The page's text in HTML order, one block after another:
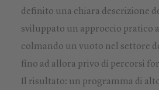
definito una chiara descrizione
sviluppato un approccio pratico
colmando un vuoto nel settore
fino ad allora privo di percorsi
Il risultato: un programma di